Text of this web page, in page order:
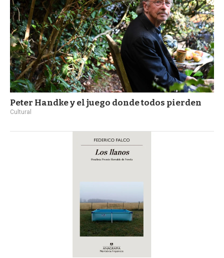
Peter Handke y el juego donde todos pierden
Cultural